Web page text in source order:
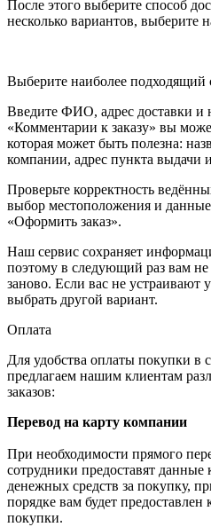
После этого выберите способ
несколько вариантов, выберите
Выберите наиболее подходящий
Введите ФИО, адрес доставки и
«Комментарии к заказу» вы
которая может быть полезна:
компании, адрес пункта выдачи
Проверьте корректность
выбор местоположения и
«Оформить заказ».
Наш сервис сохраняет
поэтому в следующий раз вам не
заново. Если вас не устраивают
выбрать другой вариант.
Оплата
Для удобства оплаты покупки
предлагаем нашим клиентам
заказов:
Перевод на карту компании
При необходимости прямого
сотрудники предоставят
денежных средств за покупку,
порядке вам будет
покупки.